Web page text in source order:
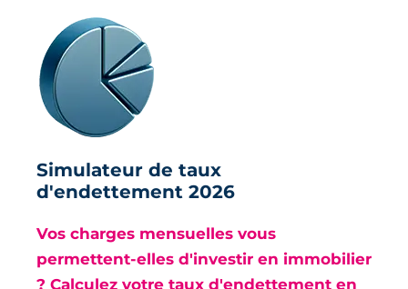
Simulateur de taux
d'endettement 2026
Vos charges mensuelles vous
permettent-elles d'investir en immobilier
? Calculez votre taux d'endettement en